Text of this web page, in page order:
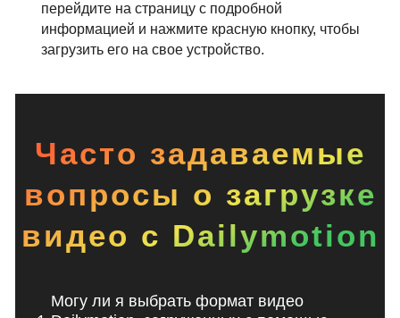
перейдите на страницу с подробной
информацией и нажмите красную кнопку, чтобы
загрузить его на свое устройство.
Часто задаваемые
вопросы о загрузке
видео с Dailymotion
Могу ли я выбрать формат видео